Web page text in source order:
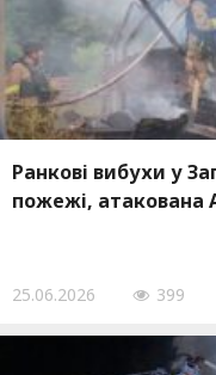
Ранкові вибухи у
пожежі,
25.06.2026 399